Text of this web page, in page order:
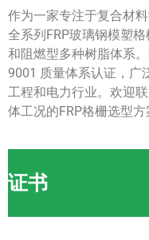
作为一家专注于复合材
全系列FRP玻璃钢模塑
和阻燃型多种树脂体系
9001 质量体系认证，广
工程和电力行业。欢迎
体工况的FRP格栅选型方
证书